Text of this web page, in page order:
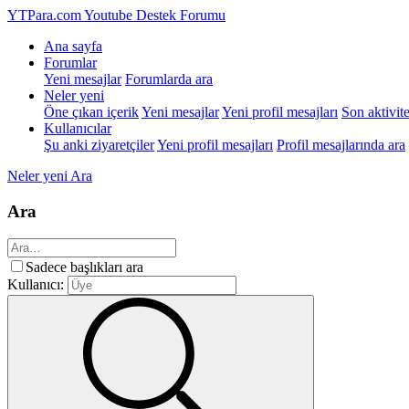
YTPara.comYoutube Destek Forumu
Ana sayfa
Forumlar
Yeni mesajlar Forumlarda ara
Neler yeni
Öne çıkan içerikYeni mesajlarYeni profil mesajları Son
Kullanıcılar
Şu anki ziyaretçilerYeni profil mesajları Profil mesajlarında ara
Neler yeni Ara
Ara
Sadece başlıkları ara
Kullanıcı: